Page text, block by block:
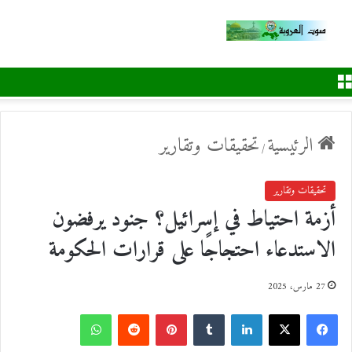
الرئيسية/تحقيقات وتقارير
تحقيقات وتقارير
أزمة احتياط في إسرائيل؟ جنود يرفضون
الاستدعاء احتجاجًا على قرارات الحكومة
27 مارس، 2025